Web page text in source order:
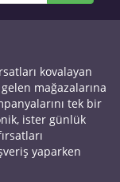
kovalayan
mağazalarına
tek bir
ister günlük
yaparken